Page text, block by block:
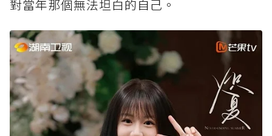
對當年那個無法坦白的自己。